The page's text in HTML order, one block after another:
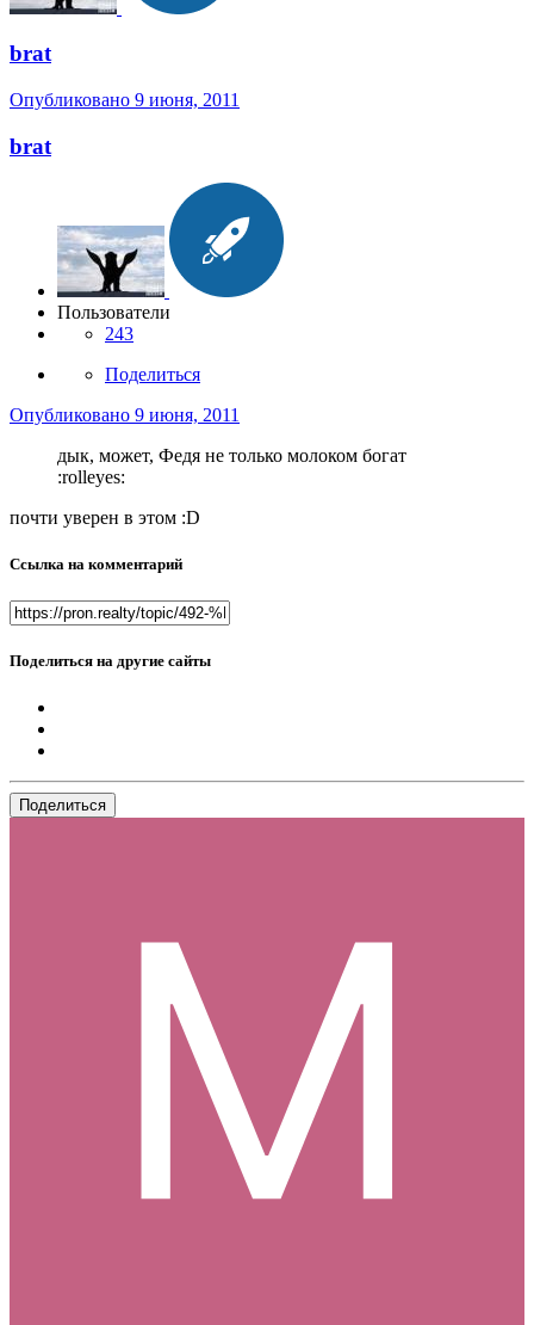
brat
Опубликовано 9 июня, 2011
brat
Пользователи
243
Поделиться
Опубликовано 9 июня, 2011
дык, может, Федя не только молоком богат
:rolleyes:
почти уверен в этом :D
Ссылка на комментарий
Поделиться на другие сайты
Поделиться